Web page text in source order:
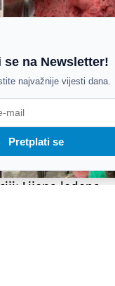
Lijepa ledena
se na Newsletter!
najvažnije vijesti dana.
Pretplati se